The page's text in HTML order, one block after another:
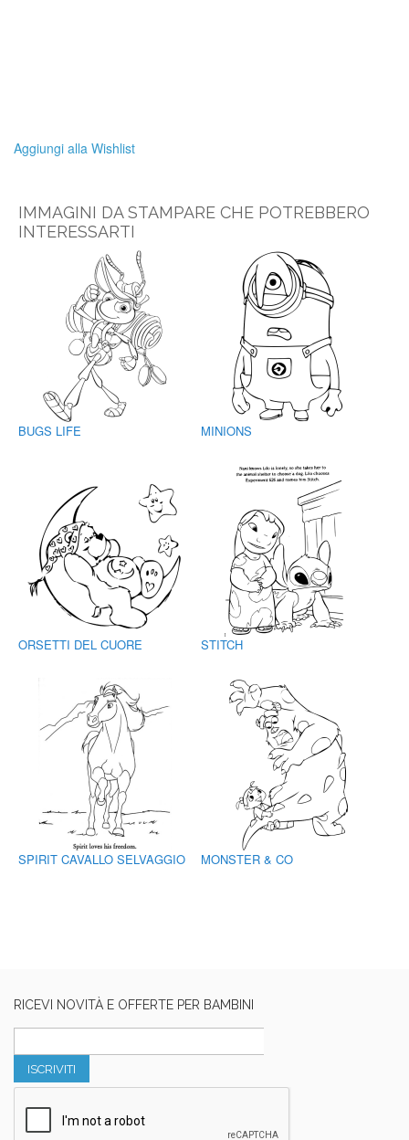
Aggiungi alla Wishlist
IMMAGINI DA STAMPARE CHE POTREBBERO
INTERESSARTI
BUGS LIFE MINIONS
ORSETTI DEL CUORE STITCH
SPIRIT CAVALLO SELVAGGIO MONSTER & CO
RICEVI NOVITÀ E OFFERTE PER BAMBINI
ISCRIVITI